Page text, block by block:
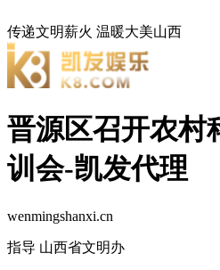
传递文明薪火 温暖大美山西
晋源区召开农村
训会-凯发代理
wenmingshanxi.cn
指导 山西省文明办